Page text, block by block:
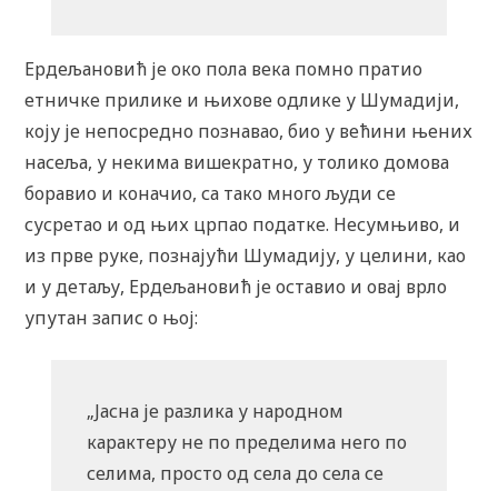
Ердељановић је око пола века помно пратио
етничке прилике и њихове одлике у Шумадији,
коју је непосредно познавао, био у већини њених
насеља, у некима вишекратно, у толико домова
боравио и коначио, са тако много људи се
сусретао и од њих црпао податке. Несумњиво, и
из прве руке, познајући Шумадију, у целини, као
и у детаљу, Ердељановић је оставио и овај врло
упутан запис о њој:
„Јасна је разлика у народном
карактеру не по пределима него по
селима, просто од села до села се